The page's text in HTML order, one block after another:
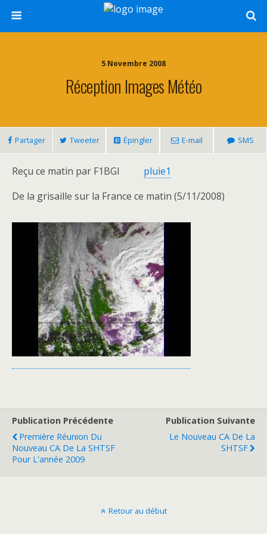
5 Novembre 2008
Réception Images Météo
Partager Tweeter Épingler E-mail SMS
Reçu ce matin par F1BGI pluie1
De la grisaille sur la France ce matin (5/11/2008)
Publication Précédente
Première Réunion Du
Nouveau CA De La SHTSF
Pour L'année 2009
Publication Suivante
Le Nouveau CA De La
SHTSF
Retour au début